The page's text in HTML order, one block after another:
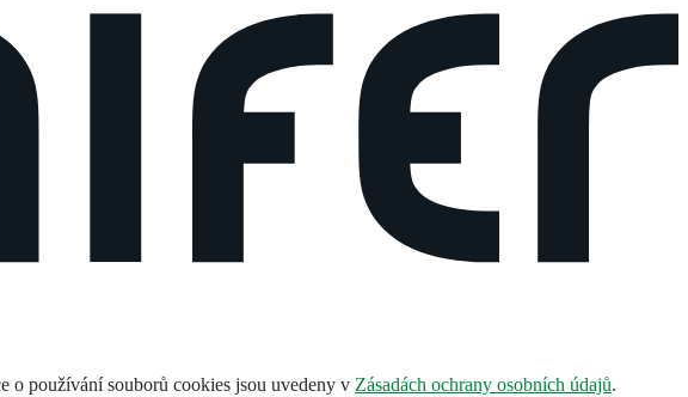
o používání souborů cookies jsou uvedeny v Zásadách ochrany osobních údajů.